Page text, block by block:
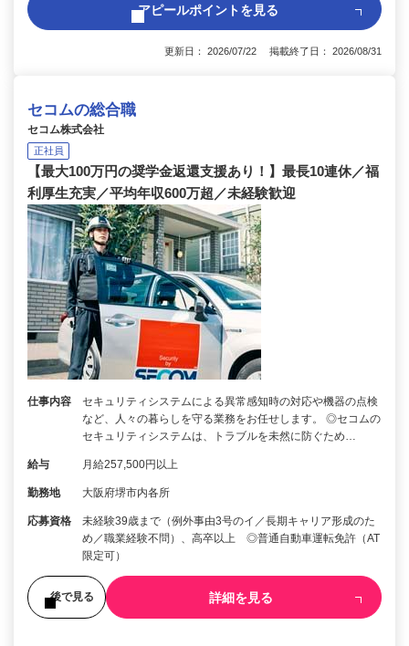
アピールポイントを見る
更新日： 2026/07/22 掲載終了日： 2026/08/31
セコムの総合職
セコム株式会社
正社員
【最大100万円の奨学金返還支援あり！】最長10連休／福
利厚生充実／平均年収600万超／未経験歓迎
仕事内容
セキュリティシステムによる異常感知時の対応や機器の点検
など、人々の暮らしを守る業務をお任せします。 ◎セコムの
セキュリティシステムは、トラブルを未然に防ぐため…
給与 月給257,500円以上
勤務地 大阪府堺市内各所
応募資格
未経験39歳まで（例外事由3号のイ／長期キャリア形成のた
め／職業経験不問）、高卒以上 ◎普通自動車運転免許（AT
限定可）
後で見る 詳細を見る